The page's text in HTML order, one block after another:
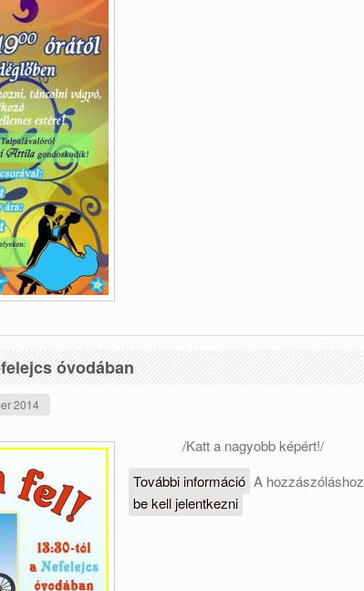
óvodában
2014
/Katt a nagyobb képért!/
További információ Családi sportdélután
A hozzászóláshoz
be kell jelentkezni